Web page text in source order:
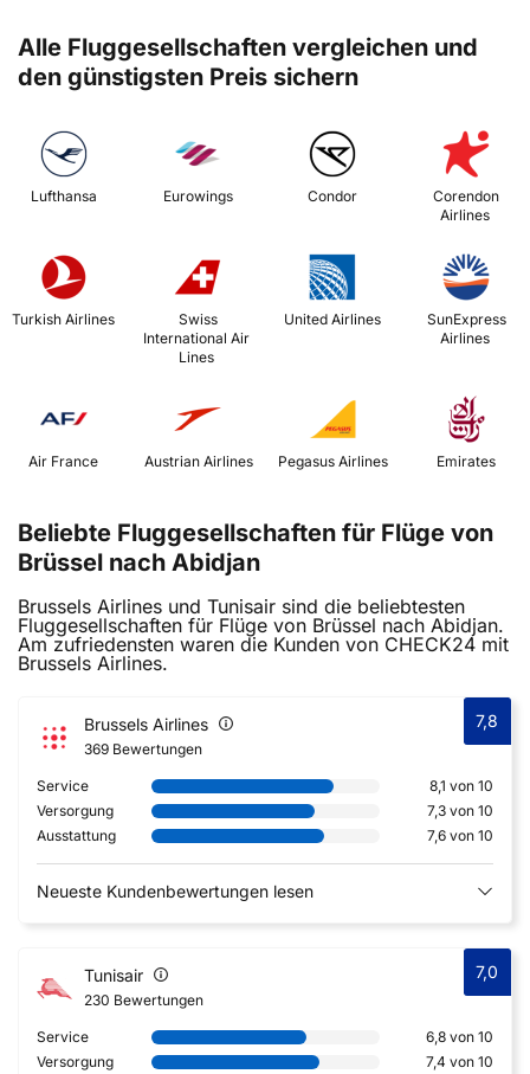
Alle Fluggesellschaften vergleichen und
den günstigsten Preis sichern
Lufthansa Eurowings Condor
Corendon
Airlines
Turkish Airlines
International Air
Lines
United Airlines
Airlines
Air France Austrian Airlines Emirates
Beliebte Fluggesellschaften für Flüge von
Brüssel nach Abidjan
Brussels Airlines und Tunisair sind die beliebtesten
Fluggesellschaften für Flüge von Brüssel nach Abidjan.
Am zufriedensten waren die Kunden von CHECK24 mit
Brussels Airlines.
Brussels Airlines
369 Bewertungen
7,8
Service
8,1 von 10
Versorgung
7,3 von 10
Ausstattung
7,6 von 10
Neueste Kundenbewertungen lesen
Tunisair
230 Bewertungen
7,0
Service
6,8 von 10
Versorgung
7,4 von 10